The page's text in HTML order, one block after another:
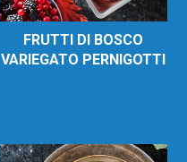
FRUTTI DI BOSCO
VARIEGATO PERNIGOTTI